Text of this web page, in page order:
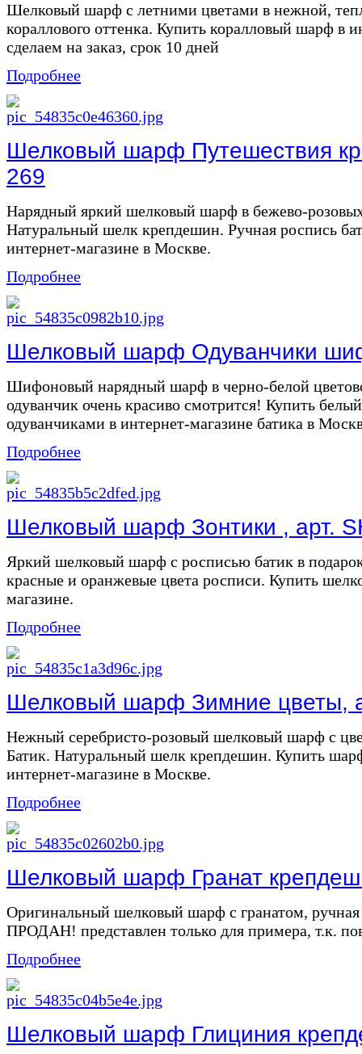
Шелковый шарф с летними цветами в нежной,
кораллового оттенка. Купить коралловый шарф в
сделаем на заказ, срок 10 дней
Подробнее
Шелковый шарф Путешествия
269
Нарядный яркий шелковый шарф в бежево-
Натуральный шелк крепдешин. Ручная роспись
интернет-магазине в Москве.
Подробнее
Шелковый шарф Одуванчики
Шифоновый нарядный шарф в черно-белой
одуванчик очень красиво смотрится! Купить
одуванчиками в интернет-магазине батика в
Подробнее
Шелковый шарф Зонтики , арт.
Яркий шелковый шарф с росписью батик в
красные и оранжевые цвета росписи. Купить
магазине.
Подробнее
Шелковый шарф Зимние цветы,
Нежный серебристо-розовый шелковый шарф с
Батик. Натуральный шелк крепдешин. Купить
интернет-магазине в Москве.
Подробнее
Шелковый шарф Гранат
Оригинальный шелковый шарф с гранатом,
ПРОДАН! представлен только для примера, т.к.
Подробнее
Шелковый шарф Глициния